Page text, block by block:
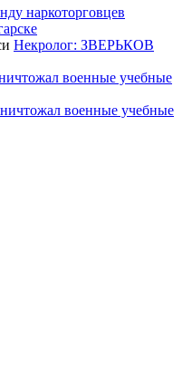
наркоторговцев
Некролог: ЗВЕРЬКОВ
военные учебные
военные учебные